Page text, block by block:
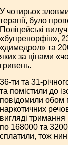
У чотирьох
терапії, було
Поліцейські
«бупренорфін»,
«димедрол» та
яких за цінами
гривень.
36-ти та 31-
та помістили до
повідомили обом
наркотичних
вигляді
по 168000 та
сплатили, тож